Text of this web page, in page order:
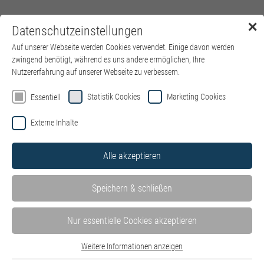
Menü
✕
Datenschutzeinstellungen
Auf unserer Webseite werden Cookies verwendet. Einige davon werden
zwingend benötigt, während es uns andere ermöglichen, Ihre
Nutzererfahrung auf unserer Webseite zu verbessern.
Essentiell Statistik Cookies Marketing Cookies
Externe Inhalte
Alle akzeptieren
Speichern & schließen
Nur essentielle Cookies akzeptieren
Weitere Informationen anzeigen